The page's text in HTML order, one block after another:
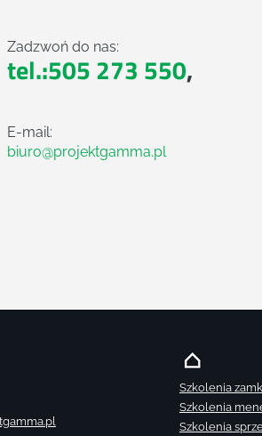
Zadzwoń do nas:
tel.:505 273 550,
E-mail:
biuro@projektgamma.pl
Szkolenia
Szkolenia
Szkolenia